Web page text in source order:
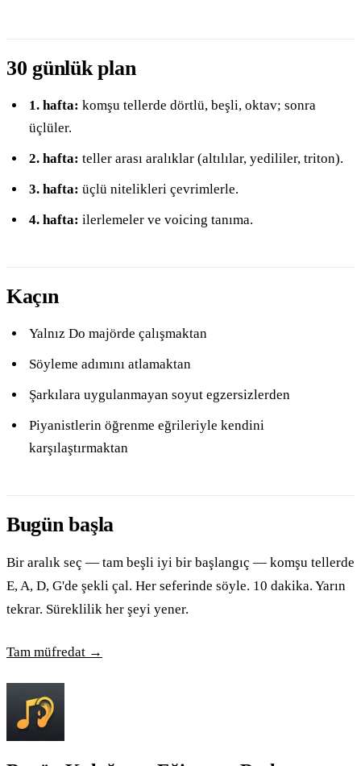
30 günlük plan
1. hafta: komşu tellerde dörtlü, beşli, oktav; sonra
üçlüler.
2. hafta: teller arası aralıklar (altılılar, yedililer, triton).
3. hafta: üçlü nitelikleri çevrimlerle.
4. hafta: ilerlemeler ve voicing tanıma.
Kaçın
Yalnız Do majörde çalışmaktan
Söyleme adımını atlamaktan
Şarkılara uygulanmayan soyut egzersizlerden
Piyanistlerin öğrenme eğrileriyle kendini
karşılaştırmaktan
Bugün başla
Bir aralık seç — tam beşli iyi bir başlangıç — komşu tellerde
E, A, D, G'de şekli çal. Her seferinde söyle. 10 dakika. Yarın
tekrar. Süreklilik her şeyi yener.
Tam müfredat →